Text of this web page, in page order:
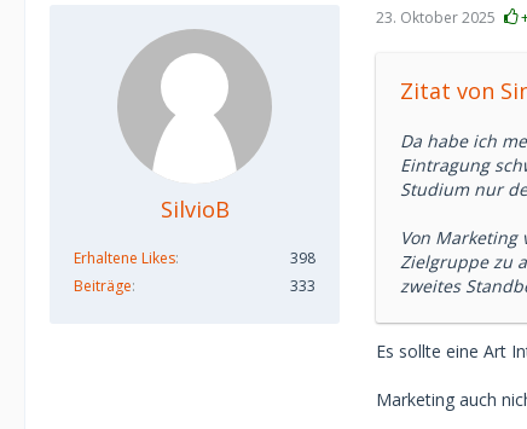
SilvioB
Erhaltene Likes
398
Beiträge
333
23. Oktober 2025
Zitat von
Da habe ich
Eintragung
Studium nur
Von
Zielgruppe zu
zweites
Es sollte eine Art
Marketing auch